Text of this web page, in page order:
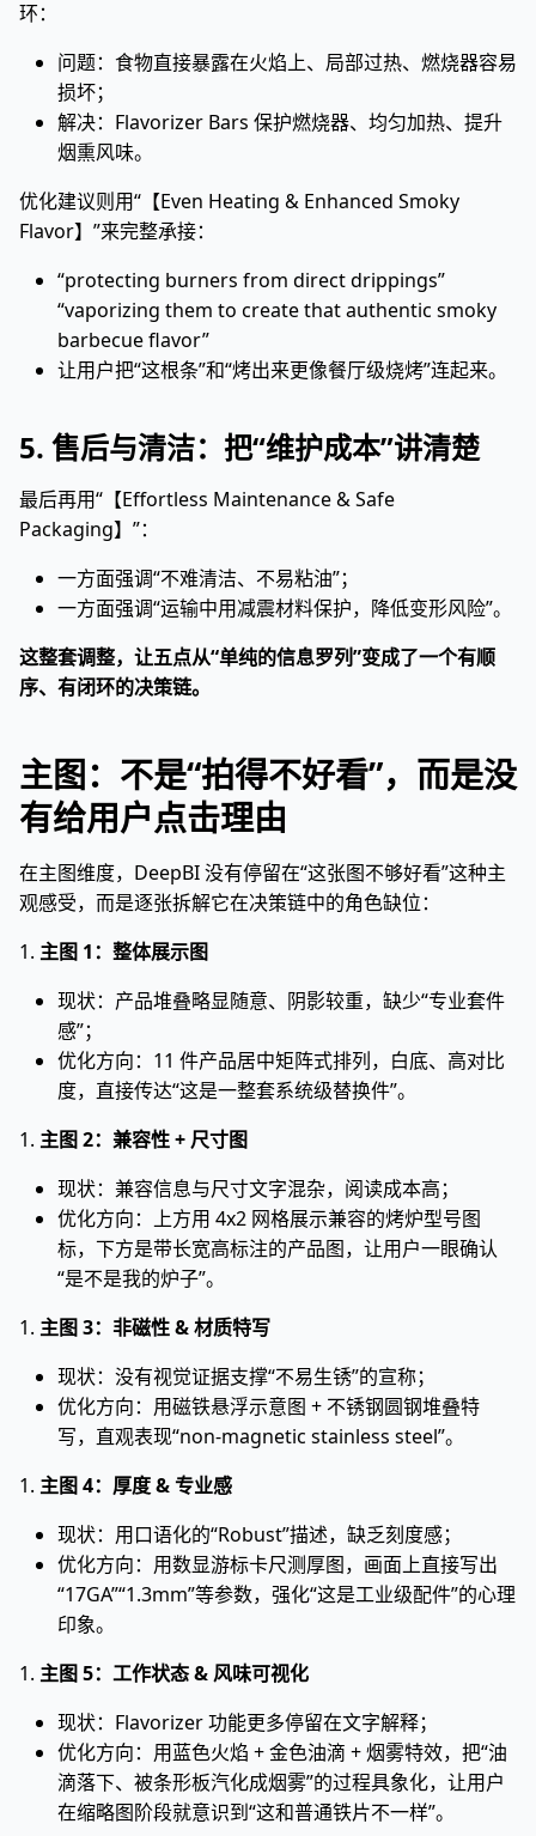
环：
问题：食物直接暴露在火焰上、局部过热、燃烧器容易
损坏；
解决：Flavorizer Bars 保护燃烧器、均匀加热、提升
烟熏风味。
优化建议则用“【Even Heating & Enhanced Smoky
Flavor】”来完整承接：
“protecting burners from direct drippings”
“vaporizing them to create that authentic smoky
barbecue flavor”
让用户把“这根条”和“烤出来更像餐厅级烧烤”连起来。
5. 售后与清洁：把“维护成本”讲清楚
最后再用“【Effortless Maintenance & Safe
Packaging】”：
一方面强调“不难清洁、不易粘油”；
一方面强调“运输中用减震材料保护，降低变形风险”。
这整套调整，让五点从“单纯的信息罗列”变成了一个有顺
序、有闭环的决策链。
主图：不是“拍得不好看”，而是没
有给用户点击理由
在主图维度，DeepBI 没有停留在“这张图不够好看”这种主
观感受，而是逐张拆解它在决策链中的角色缺位：
1. 主图 1：整体展示图
现状：产品堆叠略显随意、阴影较重，缺少“专业套件
感”；
优化方向：11 件产品居中矩阵式排列，白底、高对比
度，直接传达“这是一整套系统级替换件”。
1. 主图 2：兼容性 + 尺寸图
现状：兼容信息与尺寸文字混杂，阅读成本高；
优化方向：上方用 4x2 网格展示兼容的烤炉型号图
标，下方是带长宽高标注的产品图，让用户一眼确认
“是不是我的炉子”。
1. 主图 3：非磁性 & 材质特写
现状：没有视觉证据支撑“不易生锈”的宣称；
优化方向：用磁铁悬浮示意图 + 不锈钢圆钢堆叠特
写，直观表现“non-magnetic stainless steel”。
1. 主图 4：厚度 & 专业感
现状：用口语化的“Robust”描述，缺乏刻度感；
优化方向：用数显游标卡尺测厚图，画面上直接写出
“17GA”“1.3mm”等参数，强化“这是工业级配件”的心理
印象。
1. 主图 5：工作状态 & 风味可视化
现状：Flavorizer 功能更多停留在文字解释；
优化方向：用蓝色火焰 + 金色油滴 + 烟雾特效，把“油
滴落下、被条形板汽化成烟雾”的过程具象化，让用户
在缩略图阶段就意识到“这和普通铁片不一样”。